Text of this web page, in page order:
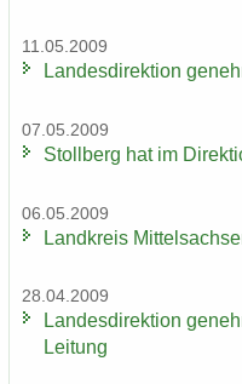
11.05.2009
Lan­des­di­rek­ti­on
07.05.2009
Stoll­berg hat im
06.05.2009
Land­kreis
28.04.2009
Lan­des­di­rek­ti­on
Leitung